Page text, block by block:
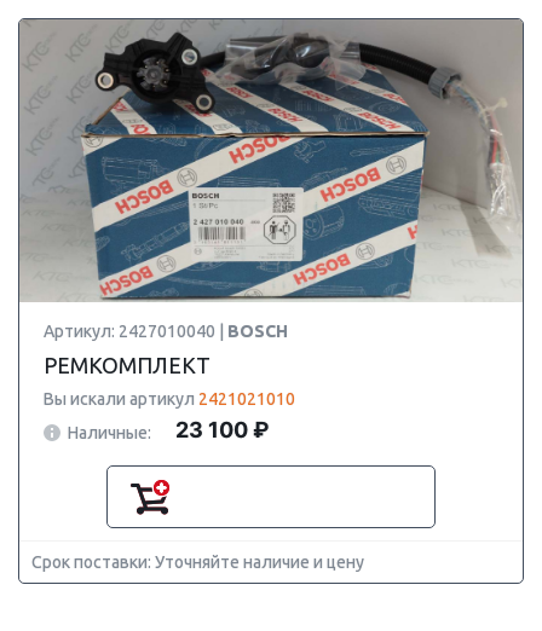
Артикул: 2427010040 | BOSCH
РЕМКОМПЛЕКТ
Вы искали артикул 2421021010
Наличные:
23 100 ₽
Срок поставки: Уточняйте наличие и цену